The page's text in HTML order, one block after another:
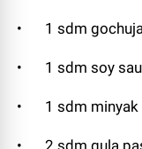
• 1 sdm
• 1 sdm soy
• 1 sdm minyak